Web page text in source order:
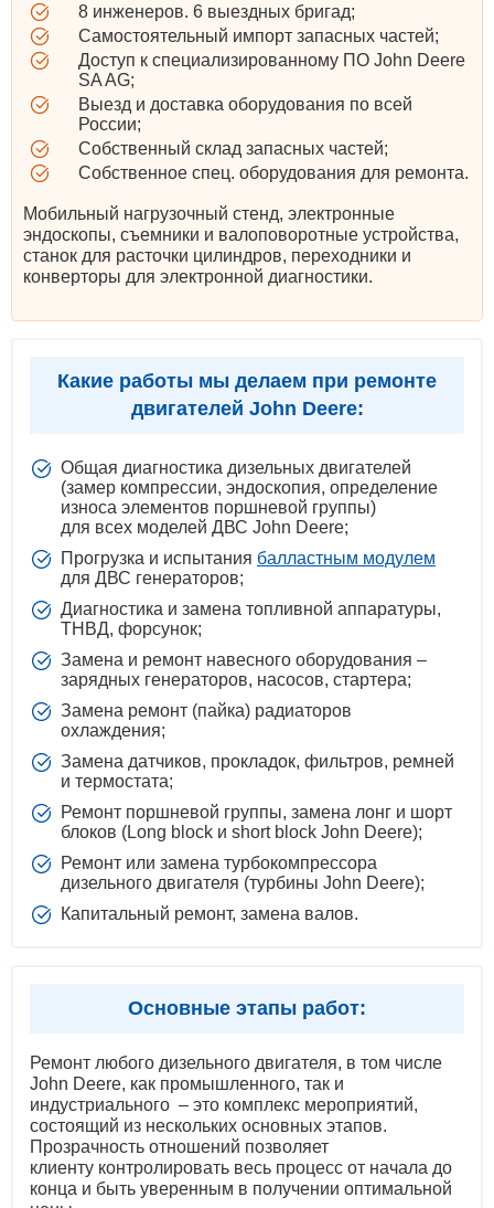
8 инженеров. 6 выездных бригад;
Самостоятельный импорт запасных частей;
Доступ к специализированному ПО John Deere
SA AG;
Выезд и доставка оборудования по всей
России;
Собственный склад запасных частей;
Собственное спец. оборудования для ремонта.
Мобильный нагрузочный стенд, электронные
эндоскопы, съемники и валоповоротные устройства,
станок для расточки цилиндров, переходники и
конверторы для электронной диагностики.
Какие работы мы делаем при ремонте
двигателей John Deere:
Общая диагностика дизельных двигателей
(замер компрессии, эндоскопия, определение
износа элементов поршневой группы)
для всех моделей ДВС John Deere;
Прогрузка и испытания балластным модулем
для ДВС генераторов;
Диагностика и замена топливной аппаратуры,
ТНВД, форсунок;
Замена и ремонт навесного оборудования –
зарядных генераторов, насосов, стартера;
Замена ремонт (пайка) радиаторов
охлаждения;
Замена датчиков, прокладок, фильтров, ремней
и термостата;
Ремонт поршневой группы, замена лонг и шорт
блоков (Long block и short block John Deere);
Ремонт или замена турбокомпрессора
дизельного двигателя (турбины John Deere);
Капитальный ремонт, замена валов.
Основные этапы работ:
Ремонт любого дизельного двигателя, в том числе
John Deere, как промышленного, так и
индустриального – это комплекс мероприятий,
состоящий из нескольких основных этапов.
Прозрачность отношений позволяет
клиенту контролировать весь процесс от начала до
конца и быть уверенным в получении оптимальной